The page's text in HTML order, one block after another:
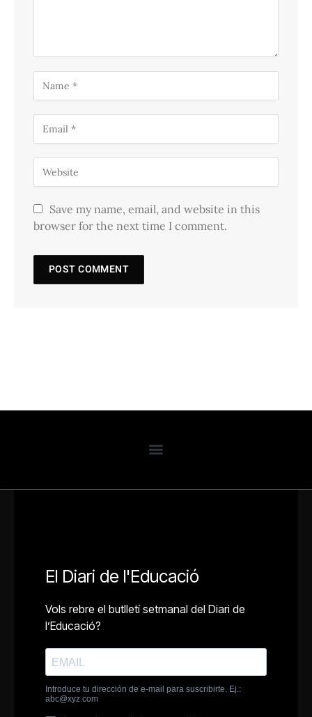
Save my name, email, and website in this
browser for the next time I comment.